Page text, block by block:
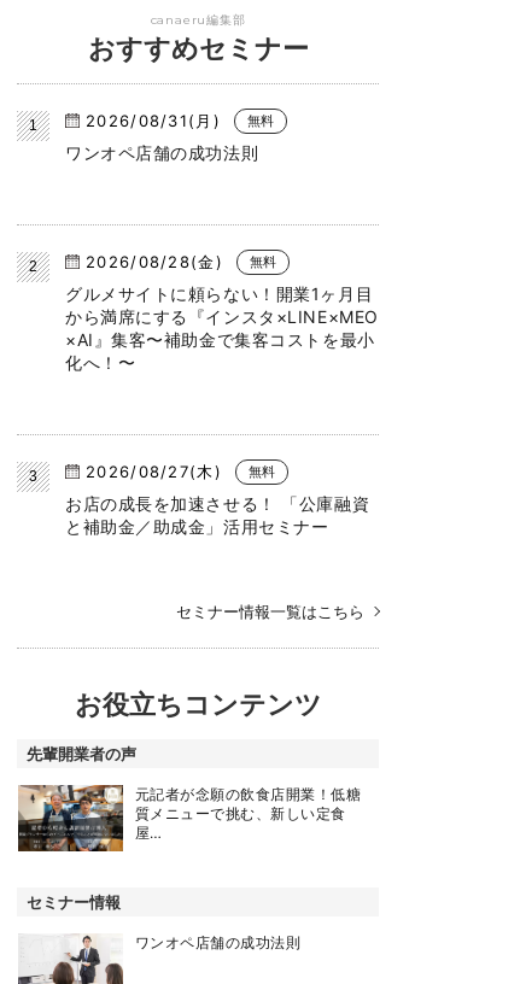
canaeru編集部
おすすめセミナー
2026/08/31(月) 無料
ワンオペ店舗の成功法則
2026/08/28(金) 無料
グルメサイトに頼らない！開業1ヶ月目
から満席にする『インスタ×LINE×MEO
×AI』集客〜補助金で集客コストを最小
化へ！〜
2026/08/27(木) 無料
お店の成長を加速させる！ 「公庫融資
と補助金／助成金」活用セミナー
セミナー情報一覧はこちら
お役立ちコンテンツ
先輩開業者の声
元記者が念願の飲食店開業！低糖
質メニューで挑む、新しい定食
屋…
セミナー情報
ワンオペ店舗の成功法則